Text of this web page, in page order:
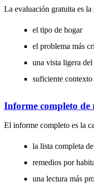
La evaluación gratuita es
el tipo de hogar
el problema más
una vista ligera
suficiente
Informe completo de
El informe completo es la
la lista completa
remedios por
una lectura más